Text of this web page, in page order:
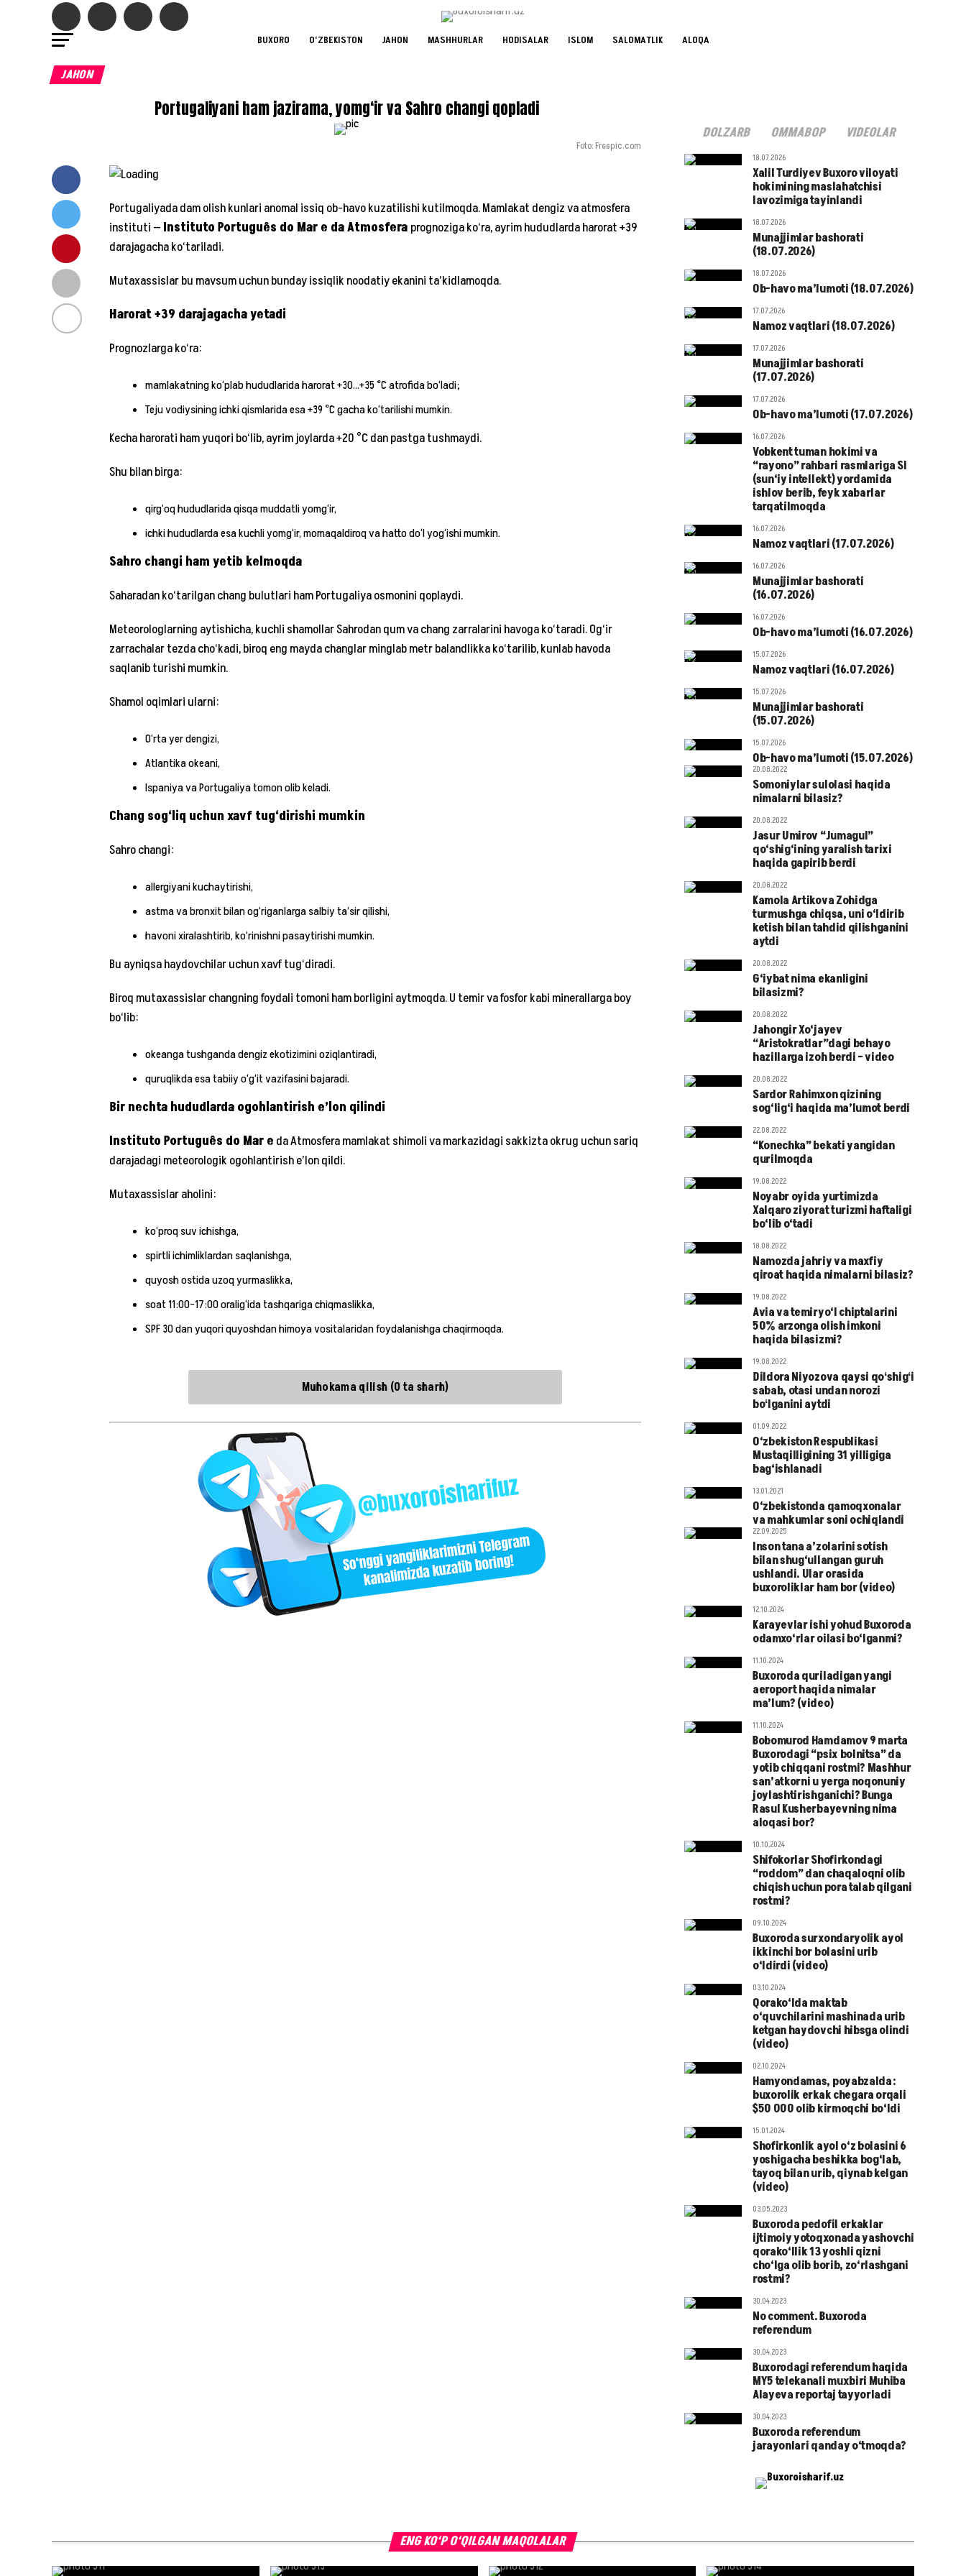
BUXORO O‘ZBEKISTON JAHON MASHHURLAR HODISALAR ISLOM SALOMATLIK ALOQA
JAHON
Portugaliyani ham jazirama, yomg‘ir va Sahro changi qopladi
Foto: Freepic.com
Portugaliyada dam olish kunlari anomal issiq ob-havo kuzatilishi kutilmoqda. Mamlakat dengiz va atmosfera
instituti — Instituto Português do Mar e da Atmosfera prognoziga ko‘ra, ayrim hududlarda harorat +39
darajagacha ko‘tariladi.
Mutaxassislar bu mavsum uchun bunday issiqlik noodatiy ekanini ta’kidlamoqda.
Harorat +39 darajagacha yetadi
Prognozlarga ko‘ra:
mamlakatning ko‘plab hududlarida harorat +30…+35 °C atrofida bo‘ladi;
Teju vodiysining ichki qismlarida esa +39 °C gacha ko‘tarilishi mumkin.
Kecha harorati ham yuqori bo‘lib, ayrim joylarda +20 °C dan pastga tushmaydi.
Shu bilan birga:
qirg‘oq hududlarida qisqa muddatli yomg‘ir,
ichki hududlarda esa kuchli yomg‘ir, momaqaldiroq va hatto do‘l yog‘ishi mumkin.
Sahro changi ham yetib kelmoqda
Saharadan ko‘tarilgan chang bulutlari ham Portugaliya osmonini qoplaydi.
Meteorologlarning aytishicha, kuchli shamollar Sahrodan qum va chang zarralarini havoga ko‘taradi. Og‘ir
zarrachalar tezda cho‘kadi, biroq eng mayda changlar minglab metr balandlikka ko‘tarilib, kunlab havoda
saqlanib turishi mumkin.
Shamol oqimlari ularni:
O‘rta yer dengizi,
Atlantika okeani,
Ispaniya va Portugaliya tomon olib keladi.
Chang sog‘liq uchun xavf tug‘dirishi mumkin
Sahro changi:
allergiyani kuchaytirishi,
astma va bronxit bilan og‘riganlarga salbiy ta’sir qilishi,
havoni xiralashtirib, ko‘rinishni pasaytirishi mumkin.
Bu ayniqsa haydovchilar uchun xavf tug‘diradi.
Biroq mutaxassislar changning foydali tomoni ham borligini aytmoqda. U temir va fosfor kabi minerallarga boy
bo‘lib:
okeanga tushganda dengiz ekotizimini oziqlantiradi,
quruqlikda esa tabiiy o‘g‘it vazifasini bajaradi.
Bir nechta hududlarda ogohlantirish e’lon qilindi
Instituto Português do Mar e da Atmosfera mamlakat shimoli va markazidagi sakkizta okrug uchun sariq
darajadagi meteorologik ogohlantirish e’lon qildi.
Mutaxassislar aholini:
ko‘proq suv ichishga,
spirtli ichimliklardan saqlanishga,
quyosh ostida uzoq yurmaslikka,
soat 11:00–17:00 oralig‘ida tashqariga chiqmaslikka,
SPF 30 dan yuqori quyoshdan himoya vositalaridan foydalanishga chaqirmoqda.
Muhokama qilish (0 ta sharh)
DOLZARB OMMABOP VIDEOLAR
18.07.2026
Xalil Turdiyev Buxoro viloyati
hokimining maslahatchisi
lavozimiga tayinlandi
18.07.2026
Munajjimlar bashorati
(18.07.2026)
18.07.2026
Ob-havo ma’lumoti (18.07.2026)
17.07.2026
Namoz vaqtlari (18.07.2026)
17.07.2026
Munajjimlar bashorati
(17.07.2026)
17.07.2026
Ob-havo ma’lumoti (17.07.2026)
16.07.2026
Vobkent tuman hokimi va
“rayono” rahbari rasmlariga SI
(sun‘iy intellekt) yordamida
ishlov berib, feyk xabarlar
tarqatilmoqda
16.07.2026
Namoz vaqtlari (17.07.2026)
16.07.2026
Munajjimlar bashorati
(16.07.2026)
16.07.2026
Ob-havo ma’lumoti (16.07.2026)
15.07.2026
Namoz vaqtlari (16.07.2026)
15.07.2026
Munajjimlar bashorati
(15.07.2026)
15.07.2026
Ob-havo ma’lumoti (15.07.2026)
20.08.2022
Somoniylar sulolasi haqida
nimalarni bilasiz?
20.08.2022
Jasur Umirov “Jumagul”
qo‘shig‘ining yaralish tarixi
haqida gapirib berdi
20.08.2022
Kamola Artikova Zohidga
turmushga chiqsa, uni o‘ldirib
ketish bilan tahdid qilishganini
aytdi
20.08.2022
G‘iybat nima ekanligini
bilasizmi?
20.08.2022
Jahongir Xo‘jayev
“Aristokratlar”dagi behayo
hazillarga izoh berdi – video
20.08.2022
Sardor Rahimxon qizining
sog‘lig‘i haqida ma’lumot berdi
22.08.2022
“Konechka” bekati yangidan
qurilmoqda
19.08.2022
Noyabr oyida yurtimizda
Xalqaro ziyorat turizmi haftaligi
bo‘lib o‘tadi
18.08.2022
Namozda jahriy va maxfiy
qiroat haqida nimalarni bilasiz?
19.08.2022
Avia va temiryo‘l chiptalarini
50% arzonga olish imkoni
haqida bilasizmi?
19.08.2022
Dildora Niyozova qaysi qoʻshigʻi
sabab, otasi undan norozi
boʻlganini aytdi
01.09.2022
O‘zbekiston Respublikasi
Mustaqilligining 31 yilligiga
bag‘ishlanadi
13.01.2021
O‘zbekistonda qamoqxonalar
va mahkumlar soni ochiqlandi
22.09.2025
Inson tana a’zolarini sotish
bilan shug‘ullangan guruh
ushlandi. Ular orasida
buxoroliklar ham bor (video)
12.10.2024
Karayevlar ishi yohud Buxoroda
odamxo‘rlar oilasi bo‘lganmi?
11.10.2024
Buxoroda quriladigan yangi
aeroport haqida nimalar
ma’lum? (video)
11.10.2024
Bobomurod Hamdamov 9 marta
Buxorodagi “psix bolnitsa” da
yotib chiqqani rostmi? Mashhur
san’atkorni u yerga noqonuniy
joylashtirishganichi? Bunga
Rasul Kusherbayevning nima
aloqasi bor?
10.10.2024
Shifokorlar Shofirkondagi
“roddom” dan chaqaloqni olib
chiqish uchun pora talab qilgani
rostmi?
09.10.2024
Buxoroda surxondaryolik ayol
ikkinchi bor bolasini urib
o‘ldirdi (video)
03.10.2024
Qorako‘lda maktab
o‘quvchilarini mashinada urib
ketgan haydovchi hibsga olindi
(video)
02.10.2024
Hamyondamas, poyabzalda:
buxorolik erkak chegara orqali
$50 000 olib kirmoqchi bo‘ldi
15.01.2024
Shofirkonlik ayol o‘z bolasini 6
yoshigacha beshikka bog‘lab,
tayoq bilan urib, qiynab kelgan
(video)
03.05.2023
Buxoroda pedofil erkaklar
ijtimoiy yotoqxonada yashovchi
qorako‘llik 13 yoshli qizni
cho‘lga olib borib, zo‘rlashgani
rostmi?
30.04.2023
No comment. Buxoroda
referendum
30.04.2023
Buxorodagi referendum haqida
MY5 telekanali muxbiri Muhiba
Alayeva reportaj tayyorladi
30.04.2023
Buxoroda referendum
jarayonlari qanday o‘tmoqda?
ENG KO‘P O‘QILGAN MAQOLALAR